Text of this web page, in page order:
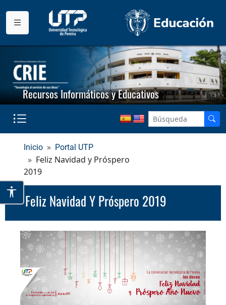
Recursos Informáticos y Educativos
Inicio Portal UTP
Feliz Navidad y Próspero
2019
Feliz Navidad Y Próspero 2019